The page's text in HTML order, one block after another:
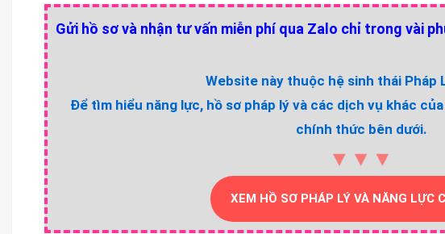
Gửi hồ sơ và nhận tư vấn miễn phí qua Zalo chỉ trong vài
Website này thuộc hệ sinh thái Pháp
Để tìm hiểu năng lực, hồ sơ pháp lý và các dịch vụ khác
chính thức bên dưới.
▼▼▼
XEM HỒ SƠ PHÁP LÝ VÀ NĂNG LỰC